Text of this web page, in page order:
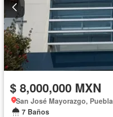
$ 8,000,000 MXN
San José Mayorazgo, Puebla
7 Baños